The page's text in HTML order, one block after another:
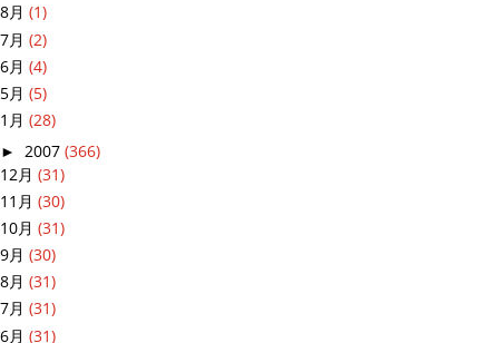
8月 (1)
7月 (2)
6月 (4)
5月 (5)
1月 (28)
► 2007 (366)
12月 (31)
11月 (30)
10月 (31)
9月 (30)
8月 (31)
7月 (31)
6月 (31)